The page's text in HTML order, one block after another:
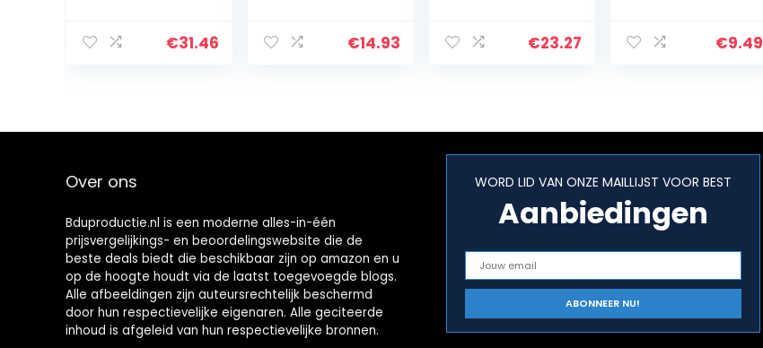
gereedschap
rips…
€31.46
zwart
€14.93
x 3,5 inch
€23.27
€9.49
Over ons
Bduproductie.nl is een moderne alles-in-één
prijsvergelijkings- en beoordelingswebsite die de
beste deals biedt die beschikbaar zijn op amazon en u
op de hoogte houdt via de laatst toegevoegde blogs.
Alle afbeeldingen zijn auteursrechtelijk beschermd
door hun respectievelijke eigenaren. Alle geciteerde
inhoud is afgeleid van hun respectievelijke bronnen.
WORD LID VAN ONZE MAILLIJST VOOR BEST
Aanbiedingen